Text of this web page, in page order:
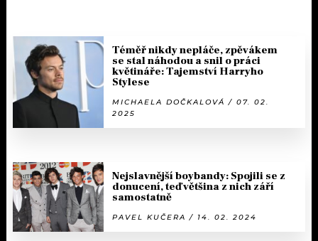
Téměř nikdy nepláče, zpěvákem
se stal náhodou a snil o práci
květináře: Tajemství Harryho
Stylese
MICHAELA DOČKALOVÁ / 07. 02.
2025
Nejslavnější boybandy: Spojili se z
donucení, teď většina z nich září
samostatně
PAVEL KUČERA / 14. 02. 2024